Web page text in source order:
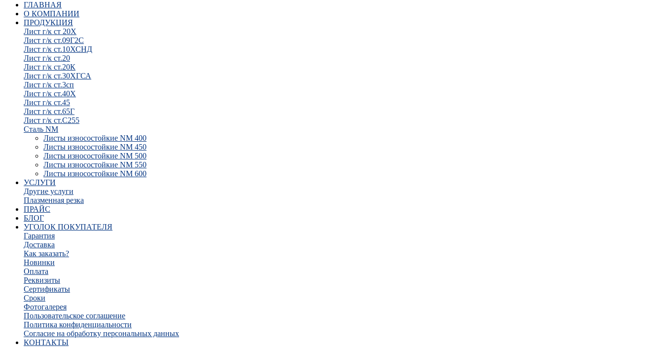
ГЛАВНАЯ
О КОМПАНИИ
ПРОДУКЦИЯ
Лист г/к ст 20Х
Лист г/к ст.09Г2С
Лист г/к ст.10ХСНД
Лист г/к ст.20
Лист г/к ст.20К
Лист г/к ст.30ХГСА
Лист г/к ст.3сп
Лист г/к ст.40Х
Лист г/к ст.45
Лист г/к ст.65Г
Лист г/к ст.С255
Сталь NM
Листы износостойкие NM 400
Листы износостойкие NM 450
Листы износостойкие NM 500
Листы износостойкие NM 550
Листы износостойкие NM 600
УСЛУГИ
Другие услуги
Плазменная резка
ПРАЙС
БЛОГ
УГОЛОК ПОКУПАТЕЛЯ
Гарантия
Доставка
Как заказать?
Новинки
Оплата
Реквизиты
Сертификаты
Сроки
Фотогалерея
Пользовательское соглашение
Политика конфиденциальности
Согласие на обработку персональных данных
КОНТАКТЫ